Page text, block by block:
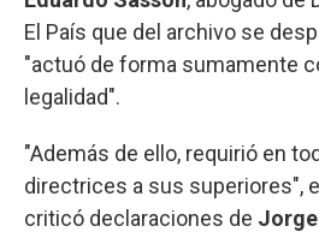
El País que del archivo se
"actuó de forma sumamente
legalidad".
"Además de ello, requirió en
directrices a sus superiores",
criticó declaraciones de